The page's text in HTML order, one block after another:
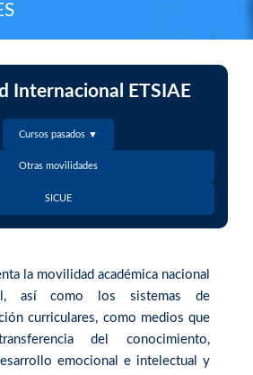
Internacional ETSIAE
Cursos pasados ▼
Otras movilidades
SICUE
la movilidad académica nacional
así como los sistemas de
curriculares, como medios que
del conocimiento,
emocional e intelectual y